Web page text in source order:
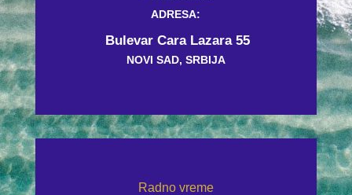
ADRESA:
Bulevar Cara Lazara 55
NOVI SAD, SRBIJA
Radno vreme